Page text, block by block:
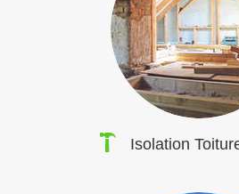
Isolation